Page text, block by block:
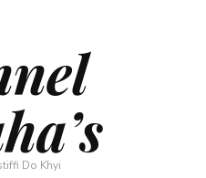
Do Khyi